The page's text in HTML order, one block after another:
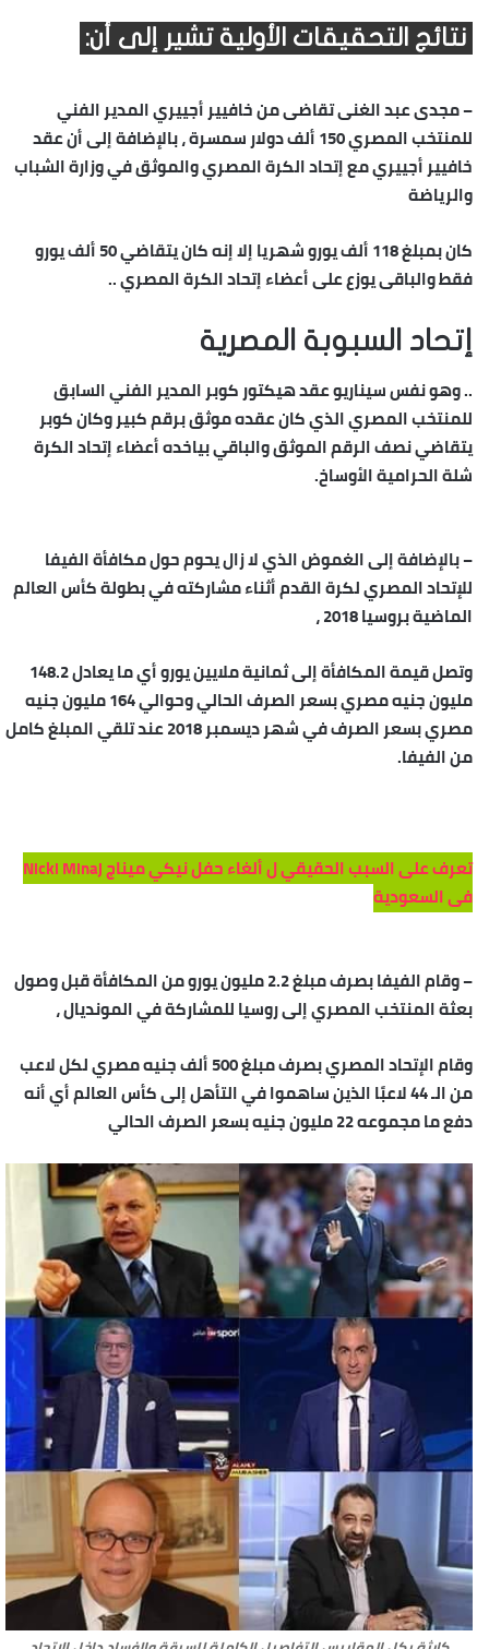
نتائج التحقيقات الأولية تشير إلى أن:
–مجدى عبد الغنىتقاضى من خافيير أجييري المدير الفني
للمنتخب المصري 150 ألف دولار سمسرة ، بالإضافة إلى أن عقد
خافيير أجييري مع إتحاد الكرة المصري والموثق في وزارة الشباب
والرياضة
كان بمبلغ 118 ألف يورو شهريا إلا إنه كان يتقاضي 50 ألف يورو
فقط والباقى يوزع على أعضاء إتحاد الكرة المصري ..
إتحاد السبوبة المصرية
.. وهو نفس سيناريو عقد هيكتور كوبر المدير الفني السابق
للمنتخب المصري الذي كان عقده موثق برقم كبير وكان كوبر
يتقاضي نصف الرقم الموثق والباقي بياخده أعضاء إتحاد الكرة
شلة الحرامية الأوساخ.
– بالإضافة إلى الغموض الذي لا زال يحوم حول مكافأة الفيفا
للإتحاد المصري لكرة القدم أثناء مشاركته في بطولة كأس العالم
الماضية بروسيا 2018 ،
وتصل قيمة المكافأة إلى ثمانية ملايين يورو أي ما يعادل 148.2
مليون جنيه مصري بسعر الصرف الحالي وحوالي 164 مليون جنيه
مصري بسعر الصرف في شهر ديسمبر 2018 عند تلقي المبلغ كامل
من الفيفا.
تعرف على السبب الحقيقي ل ألغاء حفل نيكي ميناج Nicki Minaj
فى السعودية
– وقام الفيفا بصرف مبلغ 2.2 مليون يورو من المكافأة قبل وصول
بعثة المنتخب المصري إلى روسيا للمشاركة في المونديال ،
وقام الإتحاد المصري بصرف مبلغ 500 ألف جنيه مصري لكل لاعب
من الـ 44 لاعبًا الذين ساهموا في التأهل إلى كأس العالم أي أنه
دفع ما مجموعه 22 مليون جنيه بسعر الصرف الحالي